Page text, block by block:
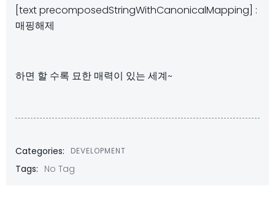
[text precomposedStringWithCanonicalMapping] :
매핑해제
하면 할 수록 묘한 매력이 있는 세계~
Categories: DEVELOPMENT
Tags: No Tag